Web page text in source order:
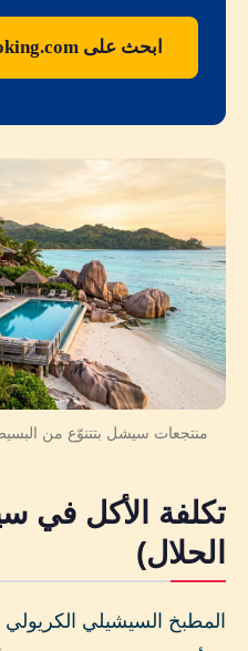
ابحث على Booking.com 🔍
منتجعات سيشل بتتنوّع من البسيط
تكلفة الأكل في
الحلال)
المطبخ السيشيلي